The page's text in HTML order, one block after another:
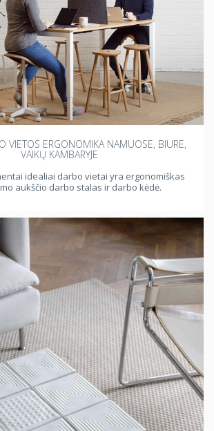
VIETOS ERGONOMIKA NAMUOSE, BIURE,
VAIKŲ KAMBARYJE
idealiai darbo vietai yra ergonomiškas
aukščio darbo stalas ir darbo kėdė.